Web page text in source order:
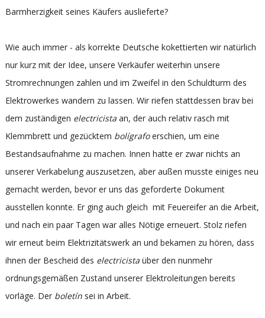
Barmherzigkeit seines Käufers auslieferte?
Wie auch immer - als korrekte Deutsche kokettierten wir natürlich
nur kurz mit der Idee, unsere Verkäufer weiterhin unsere
Stromrechnungen zahlen und im Zweifel in den Schuldturm des
Elektrowerkes wandern zu lassen. Wir riefen stattdessen brav bei
dem zuständigen electricistaan, der auch relativ rasch mit
Klemmbrett und gezücktem bolígrafoerschien, um eine
Bestandsaufnahme zu machen. Innen hatte er zwar nichts an
unserer Verkabelung auszusetzen, aber außen musste einiges neu
gemacht werden, bevor er uns das geforderte Dokument
ausstellen konnte. Er ging auch gleich mit Feuereifer an die Arbeit,
und nach ein paar Tagen war alles Nötige erneuert. Stolz riefen
wir erneut beim Elektrizitätswerk an und bekamen zu hören, dass
ihnen der Bescheid des electricistaüber den nunmehr
ordnungsgemäßen Zustand unserer Elektroleitungen bereits
vorläge. Der boletínsei in Arbeit.